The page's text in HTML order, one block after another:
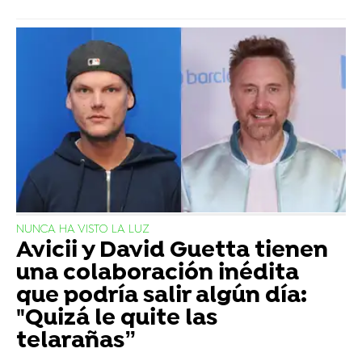
NUNCA HA VISTO LA LUZ
Avicii y David Guetta tienen
una colaboración inédita
que podría salir algún día:
"Quizá le quite las
telarañas”